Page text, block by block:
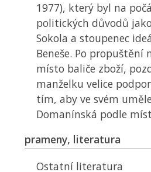
1977), který byl na
politických důvodů
Sokola a stoupenec
Beneše. Po
místo baliče zboží,
manželku velice
tím, aby ve svém
Domanínská podle
prameny, literatura
Ostatní literatura